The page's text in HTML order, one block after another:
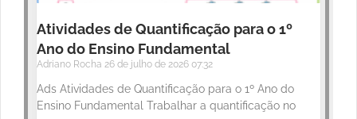
Atividades de Quantificação para o 1º
Ano do Ensino Fundamental
Adriano Rocha 26 de julho de 2026 07:32
Ads Atividades de Quantificação para o 1º Ano do
Ensino Fundamental Trabalhar a quantificação no